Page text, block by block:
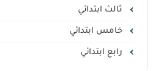
ثالث ابتدائي
خامس ابتدائي
رابع ابتدائي